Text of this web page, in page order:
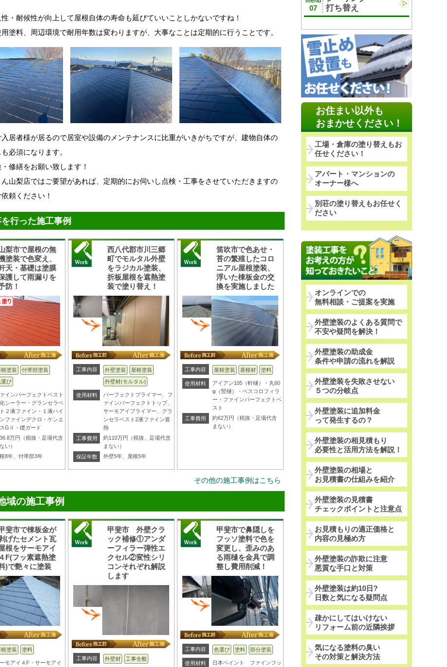
・耐候性が向上して屋根自体の寿命も延びていいことしかないですね！
塗料、周辺環境で耐用年数は変わりますが、大事なことは定期的に行うことです。
居者様が居るので居室や設備のメンテナンスに比重がいきがちですが、建物自体の
必須になります。
修繕をお願い致します！
山梨店ではご要望があれば、定期的にお伺いし点検・工事をさせていただきますの
頼ください！
行った施工事例
梨市で屋根の無
塗装で色変え、
天・基礎は塗膜
護して雨漏りを
防！
根塗装
付帯部塗装
選び
インパーフェクトベスト
シーラー・グランセラベ
２液ファイン・１液ハイ
ファインデクロ・ケンエ
GⅡ・礎ガード
万円（税抜・足場代含
い）
8年、付帯部3年
西八代郡市川三郷
町でモルタル外壁
をラジカル塗装、
折板屋根を遮熱塗
装で塗り替え！
工事内容 外壁塗装
屋根塗装
外壁材(モルタル)
使用材料
パーフェクトプライマー、フ
ァインパーフェクトトップ、
サーモアイプライマー、グラ
ンセラベスト2液ファイン遮
熱
工事費用
約110万円（税抜、足場代含
まない）
保証年数
外壁5年、屋根5年
笛吹市で色あせ・
苔の繁殖したコロ
ニアル屋根塗装、
浮いた棟板金の交
換を実施しました
工事内容 屋根塗装 屋根材 塗料
使用材料
アイアン105（軒樋）・丸60
φ（竪樋）・ベスコロフィラ
ー・ファインパーフェクトベ
スト
工事費用
約62万円（税抜・足場代含
まない）
その他の施工事例はこちら
域の施工事例
斐市で棟板金が
げたセメント瓦
根をサーモアイ
４F(フッ素遮熱塗
)で艶々に塗装
根塗装 塗料
モアイ４F・サーモアイ
甲斐市 外壁クラ
ック補修①アンダ
ーフィラー弾性エ
クセル②変性シリ
コンそれぞれ解説
します
工事内容 外壁材 工事全般
甲斐市で鼻隠しを
フッソ塗料で色を
変更し、歪みのあ
る雨樋を金具で調
整し費用削減！
工事内容 色選び 塗料 部分塗装
使用材料 日本ペイント ファインフッ
07
打ち替え
お住まい以外も
おまかせください！
工場・倉庫の塗り替えもお
任せください！
アパート・マンションの
オーナー様へ
別荘の塗り替えもお任せく
ださい
オンラインでの
無料相談・ご提案を実施
外壁塗装のよくある質問で
不安や疑問を解決！
外壁塗装の助成金
条件や申請の流れを解説
外壁塗装を失敗させない
５つの分岐点
外壁塗装に追加料金
って発生するの？
外壁塗装の相見積もり
必要性と活用方法を解説！
外壁塗装の相場と
お見積書の仕組みを紹介
外壁塗装の見積書
チェックポイントと注意点
お見積もりの適正価格と
内容の見極め方
外壁塗装の詐欺に注意
悪質な手口と対策
外壁塗装は約10日?
日数と気になる疑問点
疎かにしてはいけない
リフォーム前の近隣挨拶
気になる塗料の臭い
その対策と解決方法